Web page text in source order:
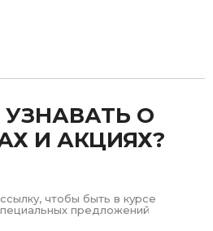
УЗНАВАТЬ О
И АКЦИЯХ?
чтобы быть в курсе
предложений